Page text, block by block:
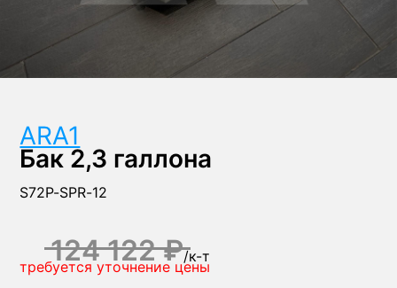
ARA1
Бак 2,3 галлона
S72P-SPR-12
124 122 ₽/к-т
требуется уточнение цены